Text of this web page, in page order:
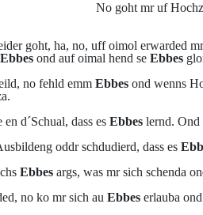
No goht mr uf
goht, ha, no, uff oimol erwarded
Ebbes ond auf oimal hend se Ebbes
no fehld emm Ebbes ond wenns
d´Schual, dass es Ebbes lernd. Ond
oddr schdudierd, dass es
Ebbes args, was mr sich schenda
no ko mr sich au Ebbes erlauba